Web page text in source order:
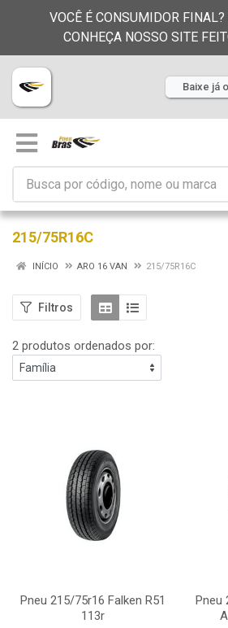
VOCÊ É CONSUMIDOR
CONHEÇA NOSSO SITE
Baixe já
215/75R16C
INÍCIO ARO 16 VAN 215/75R16C
Filtros
2 produtos ordenados por:
Pneu 215/75r16 Falken R51
113r
Pneu